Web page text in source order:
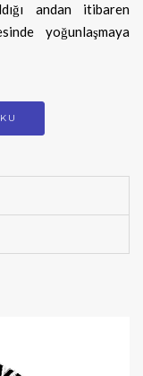
andan itibaren
yoğunlaşmaya